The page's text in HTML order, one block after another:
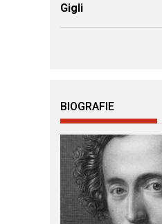
Gigli
BIOGRAFIE